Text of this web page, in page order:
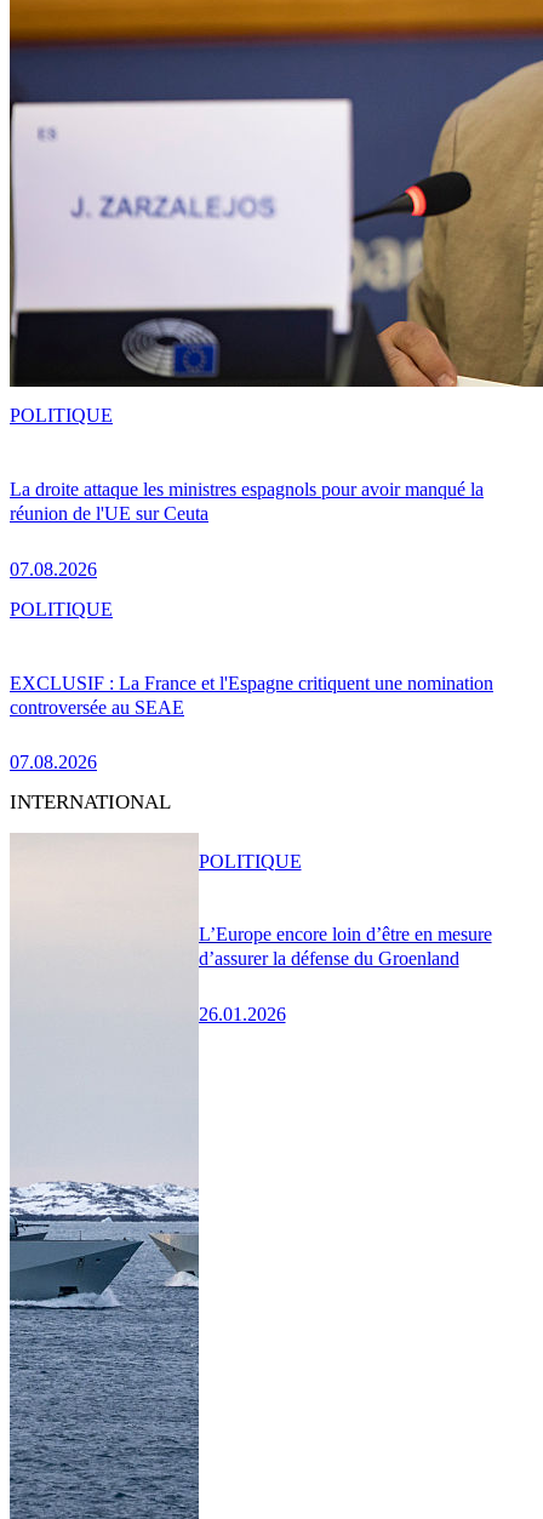
La droite attaque les ministres espagnols pour avoir manqué la
réunion de l'UE sur Ceuta
07.08.2026
POLITIQUE
EXCLUSIF : La France et l'Espagne critiquent une nomination
controversée au SEAE
07.08.2026
POLITIQUE
INTERNATIONAL
L’Europe encore loin d’être en mesure
d’assurer la défense du Groenland
26.01.2026
POLITIQUE